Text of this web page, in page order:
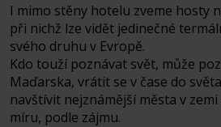
I mimo stěny hotelu zveme hosty
při nichž lze vidět jedinečné
svého druhu v Evropě.
Kdo touží poznávat svět, může
Maďarska, vrátit se v čase do
navštívit nejznámější města v
míru, podle zájmu.